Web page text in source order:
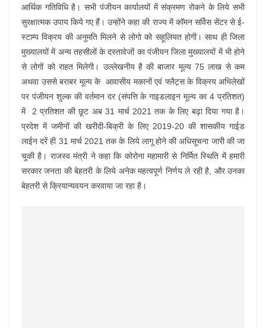
आर्थिक गतिविधि है। सभी पंजीयन कार्यालयों में संक्रमण रोकने के लिये सभी
सुरक्षात्मक उपाय किये गए हैं। उन्होंने कहा की राज्य में कॉमन सर्विस सेंटर से ई-
स्टाम्प विक्रय की अनुमति मिलने से लोगो को सहूलियत होगी। साथ ही जिला
मुख्यालयों में अन्य तहसीलों के दस्तावेजों का पंजीयन जिला मुख्यालयों में भी होने
से लोगों को राहत मिलेगी। उल्लेखनीय है की बाजार मूल्य 75 लाख से कम
अथवा उससे बराबर मूल्य के आवासीय मकानों एवं फ्लैट्स के विक्रय अभिलेखों
पर पंजीयन शुल्क की वर्तमान दर (संपत्ति के गाइडलाइन मूल्य का 4 प्रतिशत)
में 2 प्रतिशत की छूट अब 31 मार्च 2021 तक के लिए बढ़ा दिया गया है।
प्रदेश में जमीनों की खरीदी-बिक्री के लिए 2019-20 की शासकीय गाईड
लाईन दरें ही 31 मार्च 2021 तक के लिये लागू होने की अधिसूचना जारी की जा
चुकी है। राजस्व मंत्री ने कहा कि कोरोना महामारी से निर्मित स्थिति में हमारी
सरकार जनता की बेहतरी के लिये अनेक महत्वपूर्ण निर्णय ले रही है, और उनका
बेहतरी से क्रियान्यवयन करवाया जा रहा है।